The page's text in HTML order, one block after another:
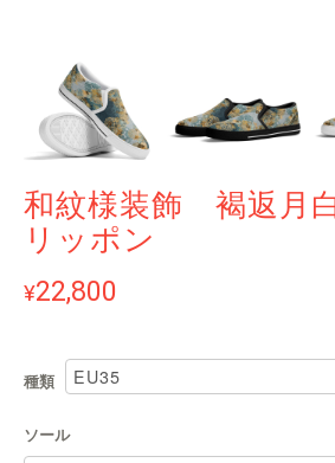
和紋様装飾 褐返月
リッポン
¥22,800
種類
ソール